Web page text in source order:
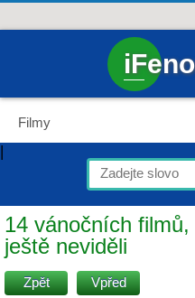
Filmy
|
14 vánočních
ještě neviděli
Zpět Vpřed